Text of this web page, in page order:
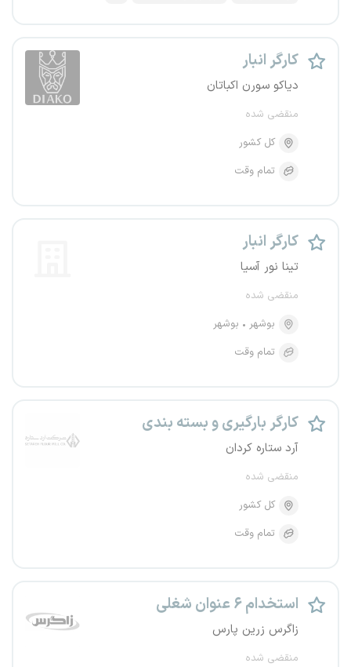
کارگر انبار
دیاکو سورن اکباتان
منقضی شده
کل کشور
تمام وقت
کارگر انبار
تینا نور آسیا
منقضی شده
بوشهر
بوشهر
تمام وقت
کارگر بارگیری و بسته بندی
آرد ستاره کردان
منقضی شده
کل کشور
تمام وقت
استخدام ۶ عنوان شغلی
زاگرس زرین پارس
منقضی شده